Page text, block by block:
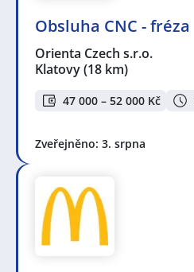
Obsluha CNC - fréza
Orienta Czech s.r.o.
Klatovy(18 km)
47 000 – 52 000 Kč
Zveřejněno: 3. srpna